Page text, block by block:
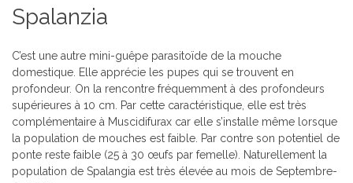
Spalanzia
C’est une autre mini-guêpe parasitoïde de la mouche
domestique. Elle apprécie les pupes qui se trouvent en
profondeur. On la rencontre fréquemment à des profondeurs
supérieures à 10 cm. Par cette caractéristique, elle est très
complémentaire à Muscidifurax car elle s’installe même lorsque
la population de mouches est faible. Par contre son potentiel de
ponte reste faible (25 à 30 œufs par femelle). Naturellement la
population de Spalangia est très élevée au mois de Septembre-